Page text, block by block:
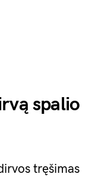
spalio
tręšimas